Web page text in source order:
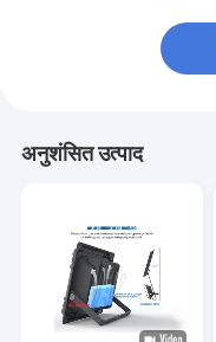
अनुशंसित उत्पाद